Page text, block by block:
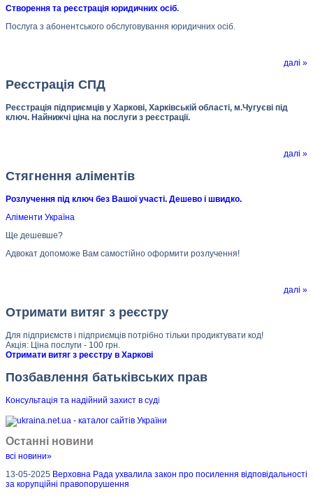
Створення та реєстрація юридичних осіб.
Послуга з абонентського обслуговування юридичних осіб.
далі »
Реєстрація СПД
Реєстрація підприємців у Харкові, Харківській області, м.Чугуєві під
ключ. Найнижчі ціна на послуги з реєстрації.
далі »
Стягнення аліментів
Розлучення під ключ без Вашої участі. Дешево і швидко.
Аліменти Україна
Ще дешевше?
Адвокат допоможе Вам самостійно оформити розлучення!
далі »
Отримати витяг з реєстру
Для підприємств і підприємців потрібно тільки продиктувати код!
Акція: Ціна послуги - 100 грн.
Отримати витяг з реєстру в Харкові
Позбавлення батьківських прав
Консультація та надійний захист в суді
Останні новини
всі новини»
13-05-2025 Верховна Рада ухвалила закон про посилення відповідальності
за корупційні правопорушення